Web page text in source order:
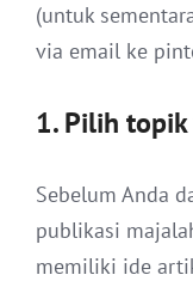
(untuk
via email ke
1. Pilih topik
Sebelum Anda
publikasi
memiliki ide